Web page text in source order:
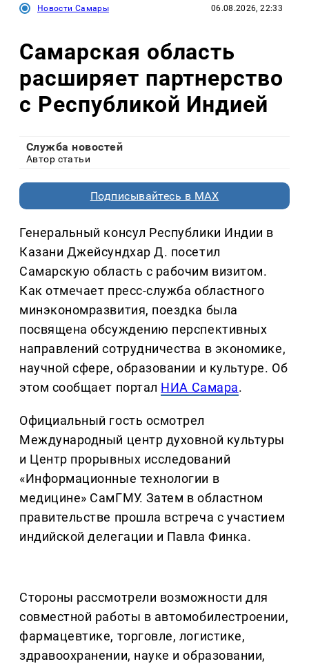
Новости Самары 06.08.2026, 22:33
Самарская область
расширяет партнерство
с Республикой Индией
Служба новостей
Автор статьи
Подписывайтесь в MAX
Генеральный консул Республики Индии в
Казани Джейсундхар Д. посетил
Самарскую область с рабочим визитом.
Как отмечает пресс-служба областного
минэкономразвития, поездка была
посвящена обсуждению перспективных
направлений сотрудничества в экономике,
научной сфере, образовании и культуре. Об
этом сообщает портал НИА Самара.
Официальный гость осмотрел
Международный центр духовной культуры
и Центр прорывных исследований
«Информационные технологии в
медицине» СамГМУ. Затем в областном
правительстве прошла встреча с участием
индийской делегации и Павла Финка.
Стороны рассмотрели возможности для
совместной работы в автомобилестроении,
фармацевтике, торговле, логистике,
здравоохранении, науке и образовании,